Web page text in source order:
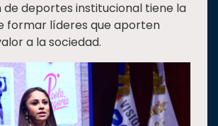
deportes institucional tiene la
formar líderes que aporten
a la sociedad.